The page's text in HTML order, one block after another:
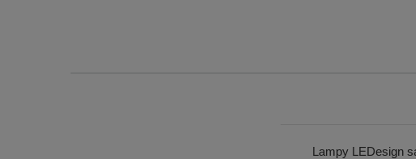
Lampy LEDesign